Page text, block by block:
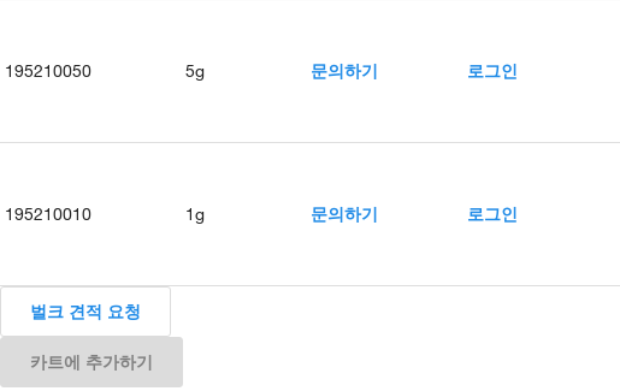
195210050 5g 문의하기 로그인
195210010 1g 문의하기 로그인
벌크 견적 요청
카트에 추가하기